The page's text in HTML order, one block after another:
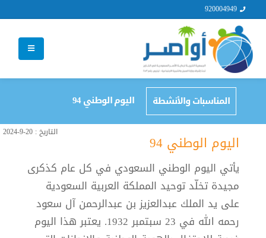
920004949
المناسبات والأنشطة اليوم الوطني 94
التاريخ : 20-9-2024 اليوم الوطني 94
يأتي اليوم الوطني السعودي في كل عام كذكرى
مجيدة تخلّد توحيد المملكة العربية السعودية
على يد الملك عبدالعزيز بن عبدالرحمن آل سعود
رحمه الله في 23 سبتمبر 1932. يعتبر هذا اليوم